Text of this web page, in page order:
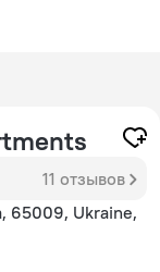
11 отзывов
65009, Ukraine,